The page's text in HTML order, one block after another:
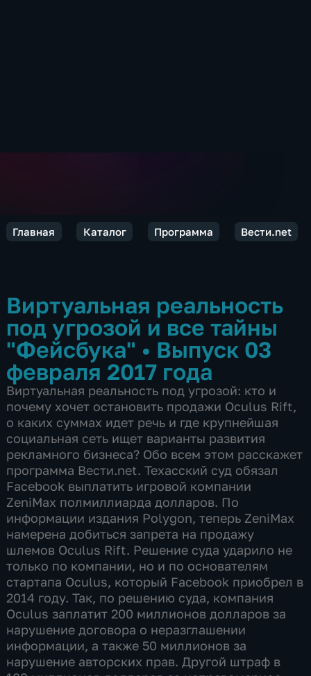
Главная Каталог Программа Вести.net
Виртуальная реальность
под угрозой и все тайны
"Фейсбука" • Выпуск 03
февраля 2017 года
Виртуальная реальность под угрозой: кто и
почему хочет остановить продажи Oculus Rift,
о каких суммах идет речь и где крупнейшая
социальная сеть ищет варианты развития
рекламного бизнеса? Обо всем этом расскажет
программа Вести.net. Техасский суд обязал
Facebook выплатить игровой компании
ZeniMax полмиллиарда долларов. По
информации издания Polygon, теперь ZeniMax
намерена добиться запрета на продажу
шлемов Oculus Rift. Решение суда ударило не
только по компании, но и по основателям
стартапа Oculus, который Facebook приобрел в
2014 году. Так, по решению суда, компания
Oculus заплатит 200 миллионов долларов за
нарушение договора о неразглашении
информации, а также 50 миллионов за
нарушение авторских прав. Другой штраф в